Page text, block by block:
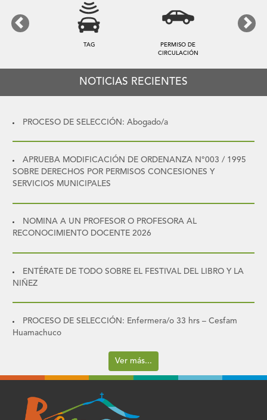
TAG
PERMISO DE
CIRCULACIÓN
Previous Next
NOTICIAS RECIENTES
PROCESO DE SELECCIÓN: Abogado/a
APRUEBA MODIFICACIÓN DE ORDENANZA N°003 / 1995
SOBRE DERECHOS POR PERMISOS CONCESIONES Y
SERVICIOS MUNICIPALES
NOMINA A UN PROFESOR O PROFESORA AL
RECONOCIMIENTO DOCENTE 2026
ENTÉRATE DE TODO SOBRE EL FESTIVAL DEL LIBRO Y LA
NIÑEZ
PROCESO DE SELECCIÓN: Enfermera/o 33 hrs – Cesfam
Huamachuco
Ver más...